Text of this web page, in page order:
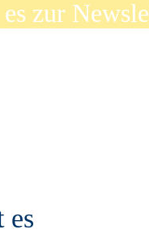
zur
es